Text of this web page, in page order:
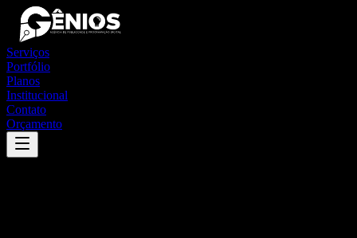
Serviços
Portfólio
Planos
Institucional
Contato
Orçamento